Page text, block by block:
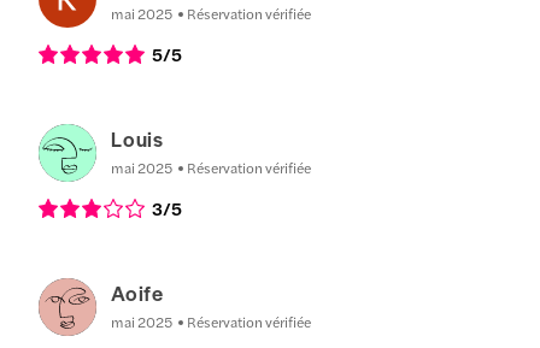
mai 2025 Réservation vérifiée
5/5
Louis
mai 2025 Réservation vérifiée
3/5
Aoife
mai 2025 Réservation vérifiée